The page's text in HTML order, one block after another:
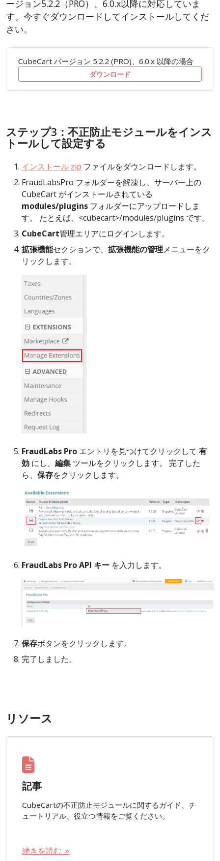
ージョン5.2.2（PRO）、6.0.x以降に対応していま
す。今すぐダウンロードしてインストールしてくだ
さい。
CubeCart バージョン 5.2.2 (PRO)、6.0.x 以降の場合
ダウンロード
ステップ3：不正防止モジュールをインス
トールして設定する
インストール zip ファイルをダウンロードします。
FraudLabsPro フォルダーを解凍し、サーバー上の
CubeCart がインストールされている
modules/plugins フォルダーにアップロードしま
す。 たとえば、<cubecart>/modules/plugins です。
CubeCart管理エリアにログインします。
拡張機能セクションで、 拡張機能の管理メニューをク
リックします。
FraudLabs Pro エントリを見つけてクリックして 有
効 にし、 編集 ツールをクリックします。 完了した
ら、 保存をクリックします。
FraudLabs Pro API キー を入力します。
保存ボタンをクリックします。
完了しました。
リソース
記事
CubeCartの不正防止モジュールに関するガイド、チ
ュートリアル、役立つ情報をご覧ください。
続きを読む »